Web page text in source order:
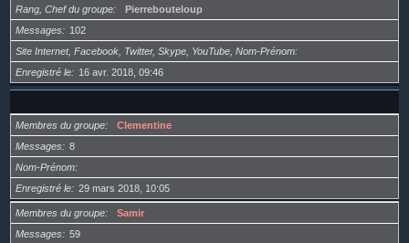
Rang, Chef du groupe
Pierrebouteloup
Messages
102
Site Internet, Facebook, Twitter, Skype, YouTube, Nom-Prénom
Enregistré le
16 avr. 2018, 09:46
Membres du groupe
Clementine
Messages
8
Nom-Prénom
Enregistré le
29 mars 2018, 10:05
Membres du groupe
Samir
Messages
59